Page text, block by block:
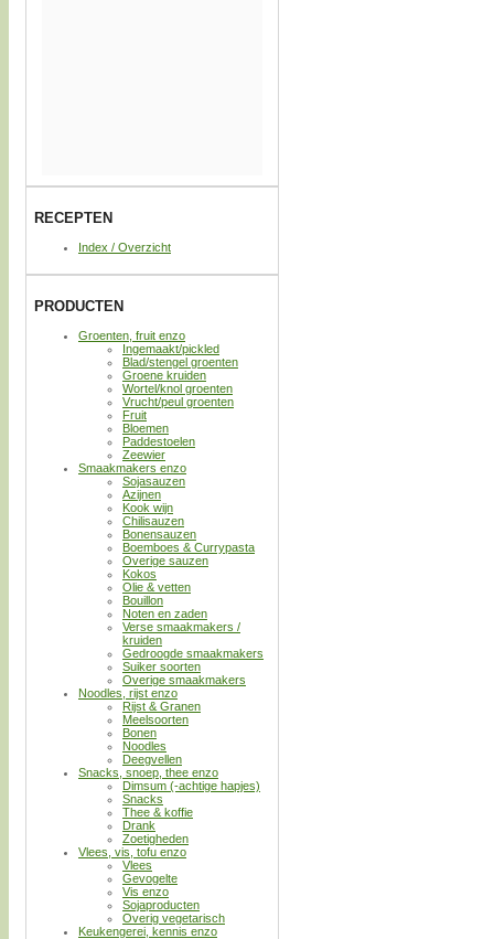
RECEPTEN
Index / Overzicht
PRODUCTEN
Groenten, fruit enzo
Ingemaakt/pickled
Blad/stengel groenten
Groene kruiden
Wortel/knol groenten
Vrucht/peul groenten
Fruit
Bloemen
Paddestoelen
Zeewier
Smaakmakers enzo
Sojasauzen
Azijnen
Kook wijn
Chilisauzen
Bonensauzen
Boemboes & Currypasta
Overige sauzen
Kokos
Olie & vetten
Bouillon
Noten en zaden
Verse smaakmakers /
kruiden
Gedroogde smaakmakers
Suiker soorten
Overige smaakmakers
Noodles, rijst enzo
Rijst & Granen
Meelsoorten
Bonen
Noodles
Deegvellen
Snacks, snoep, thee enzo
Dimsum (-achtige hapjes)
Snacks
Thee & koffie
Drank
Zoetigheden
Vlees, vis, tofu enzo
Vlees
Gevogelte
Vis enzo
Sojaproducten
Overig vegetarisch
Keukengerei, kennis enzo